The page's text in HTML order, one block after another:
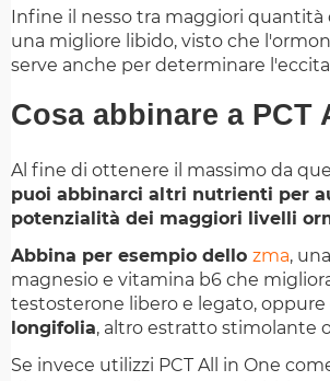
Infine il nesso tra maggiori
una migliore libido, visto che
serve anche per determinare
Cosa abbinare a PCT
Al fine di ottenere il massimo da
puoi abbinarci altri nutrienti per
potenzialità dei maggiori livelli
Abbina per esempio dello zma,
magnesio e vitamina b6 che
testosterone libero e legato, oppure
longifolia, altro estratto stimolante
Se invece utilizzi PCT All in One